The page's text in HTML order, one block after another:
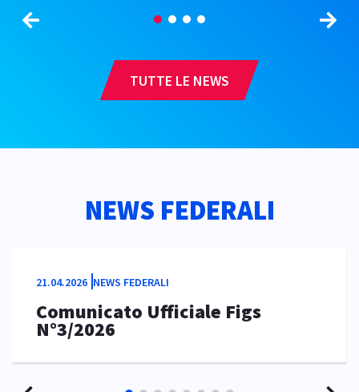
TUTTE LE NEWS
NEWS FEDERALI
21.04.2026 NEWS FEDERALI
Comunicato Ufficiale Figs
N°3/2026